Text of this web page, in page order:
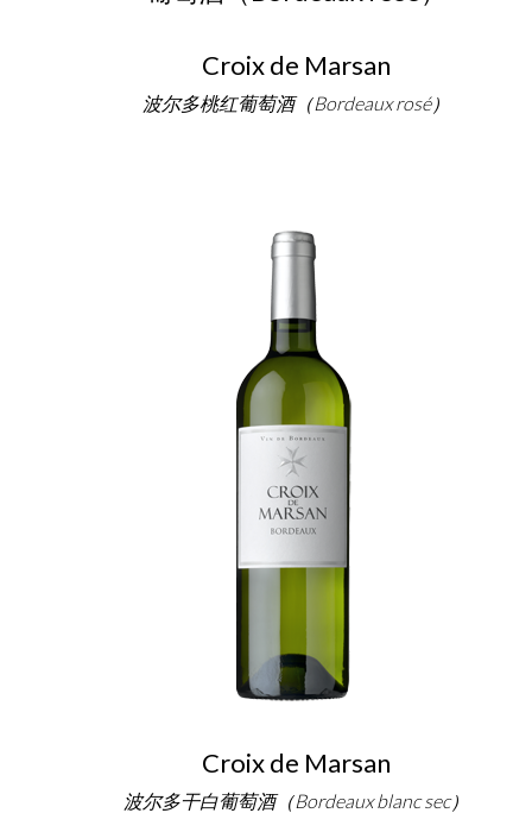
Croix de Marsan
波尔多桃红葡萄酒（Bordeaux rosé）
Croix de Marsan
波尔多干白葡萄酒（Bordeaux blanc sec）